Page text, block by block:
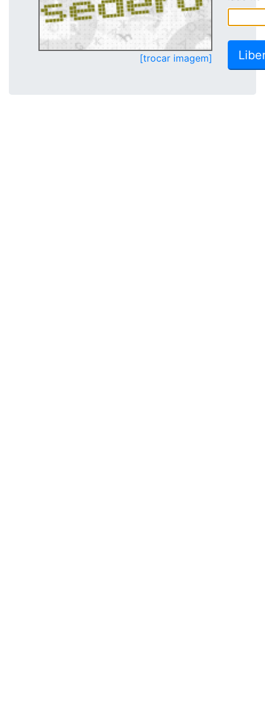
[trocar imagem]